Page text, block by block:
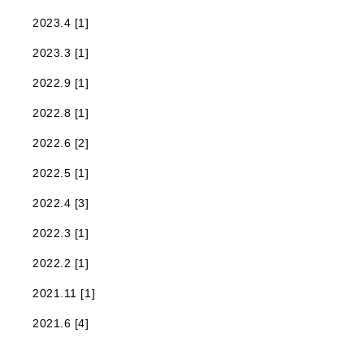
2023.4 [1]
2023.3 [1]
2022.9 [1]
2022.8 [1]
2022.6 [2]
2022.5 [1]
2022.4 [3]
2022.3 [1]
2022.2 [1]
2021.11 [1]
2021.6 [4]